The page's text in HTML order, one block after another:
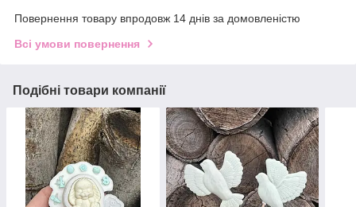
Повернення товару впродовж 14 днів за домовленістю
Всі умови повернення
Подібні товари компанії